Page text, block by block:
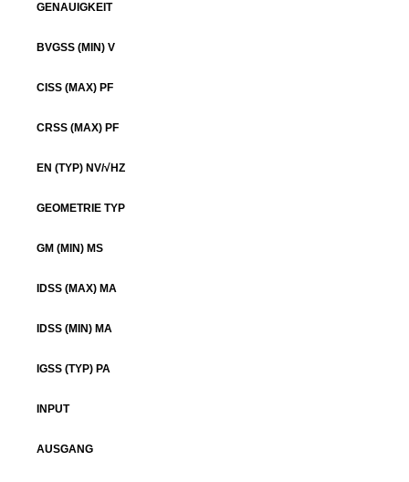
GENAUIGKEIT
BVGSS (MIN) V
CISS (MAX) PF
CRSS (MAX) PF
EN (TYP) NV/√HZ
GEOMETRIE TYP
GM (MIN) MS
IDSS (MAX) MA
IDSS (MIN) MA
IGSS (TYP) PA
INPUT
AUSGANG